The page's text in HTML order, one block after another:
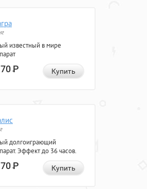
известный в мире
70Р Купить
долгоиграющий
Эффект до 36 часов.
70Р Купить